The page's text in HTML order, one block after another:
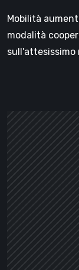
degli
sparatutto
old
Mobilità
modalità
sull'attesissimo